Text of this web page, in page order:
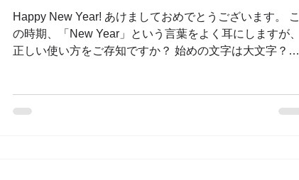
Happy New Year! あけましておめでとうございます。 こ
の時期、「New Year」という言葉をよく耳にしますが、
正しい使い方をご存知ですか？ 始めの文字は大文字？そ